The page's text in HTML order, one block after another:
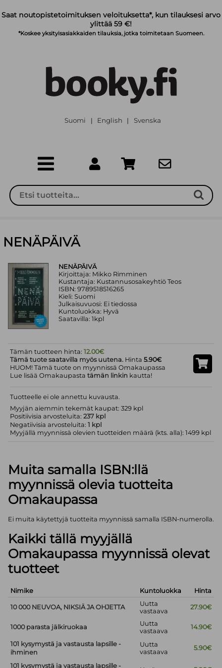
Saat noutopistetoimituksen veloituksetta*, kun tilauksesi arvo
ylittää 59 €!
*Koskee yksityisasiakkaiden tilauksia, jotka toimitetaan Suomeen.
Suomi | English | Svenska
NENÄPÄIVÄ
NENÄPÄIVÄ
Kirjoittaja: Mikko Rimminen
Kustantaja: Kustannusosakeyhtiö Teos
ISBN: 9789518516265
Kieli: Suomi
Julkaisuvuosi: Ei tiedossa
Kuntoluokka: Hyvä
Saatavilla: 1kpl
Tämän tuotteen hinta:12.00€
Tämä tuote saatavilla myös uutena. Hinta5.90€
HUOM! Tämä tuote on myynnissä Omakaupassa
Lue lisää Omakaupastatämän linkin kautta!
Tuotteelle ei ole annettu kuvausta.
Myyjän aiemmin tekemät kaupat: 329 kpl
Positiivisia arvosteluita:237 kpl
Negatiivisia arvosteluita:1 kpl
Myyjällä myynnissä olevien tuotteiden määrä (kts. alla): 1499 kpl
Muita samalla ISBN:llä
myynnissä olevia tuotteita
Omakaupassa
Ei muita käytettyjä tuotteita myynnissä samalla ISBN-numerolla.
Kaikki tällä myyjällä
Omakaupassa myynnissä olevat
tuotteet
Nimike Kuntoluokka Hinta
10 000 NEUVOA, NIKSIÄ JA OHJETTA
Uutta
vastaava
27.90€
1000 parasta jälkiruokaa
Uutta
vastaava
14.90€
101 kysymystä ja vastausta lapsille -
ihminen
Uutta
vastaava
5.90€
101 kysymystä ja vastausta lapsille -